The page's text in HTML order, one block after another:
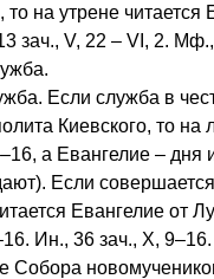
на утрене читается
зач., V, 22 – VI, 2.
Если служба в
Киевского, то на
а Евангелие – дня
Если
Евангелие от
Ин., 36 зач., X, 9–16.
Собора